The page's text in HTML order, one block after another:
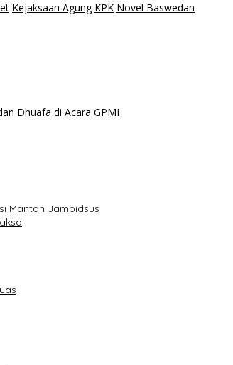
Kejaksaan Agung KPK Novel Baswedan
Dhuafa di Acara GPMI
Mantan Jampidsus